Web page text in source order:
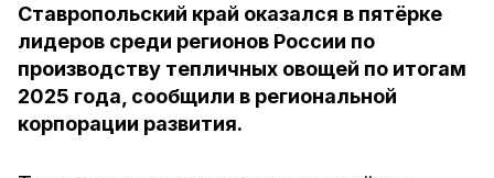
Ставропольский край оказался в пятёрке
лидеров среди регионов России по
производству тепличных овощей по итогам
2025 года, сообщили в региональной
корпорации развития.